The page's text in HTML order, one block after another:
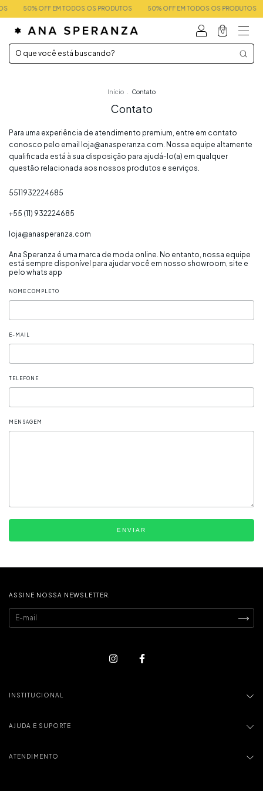
50% OFF EM TODOS OS PRODUTOS 50% OFF EM TODOS OS PRODUTOS
0
Início Contato
Contato
Para uma experiência de atendimento premium, entre em contato
conosco pelo email
loja@anasperanza.com . Nossa equipe altamente
qualificada está à sua disposição para ajudá-lo(a) em qualquer
questão relacionada aos nossos produtos e serviços.
5511932224685
+55 (11) 932224685
loja@anasperanza.com
Ana Speranza é uma marca de moda online. No entanto, nossa equipe
está sempre disponível para ajudar você em nosso showroom, site e
pelo whats app
NOME COMPLETO
E-MAIL
TELEFONE
MENSAGEM
ENVIAR
ASSINE NOSSA NEWSLETTER.
INSTITUCIONAL
AJUDA E SUPORTE
ATENDIMENTO